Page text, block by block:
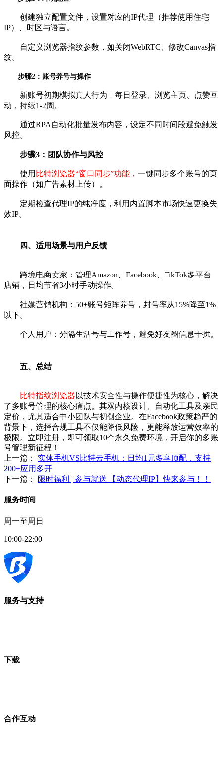
创建独立配置文件，设置对应的IP代理（推荐使用住宅
IP）、时区与语言。
自定义浏览器指纹参数，如关闭WebRTC、修改Canvas指
纹。
步骤2：账号养号与操作
新账号初期模拟真人行为：每日登录、浏览主页、点赞互
动，持续1-2周。
通过RPA自动化批量发布内容，设定不同时间段避免触发
风控。
步骤3：团队协作与风控
使用 比特浏览器“窗口同步”功能 ，一键同步多个账号的页
面操作（如广告素材上传）。
定期检查代理IP的纯净度，利用内置脚本市场快速更换失
效IP。
四、适用场景与用户反馈
跨境电商卖家：管理Amazon、Facebook、TikTok多平台
店铺，日均节省3小时手动操作。
社媒营销机构：50+账号矩阵养号，封号率从15%降至1%
以下。
个人用户：分隔生活号与工作号，避免好友圈信息干扰。
五、总结
比特指纹浏览器 以技术安全性与操作便捷性为核心，解决
了多账号管理的核心痛点。其双内核设计、自动化工具及亲民
定价，尤其适合中小团队与初创企业。在Facebook政策趋严的
背景下，选择合规工具不仅能降低风险，更能释放运营效率的
极限。立即注册，即可领取10个永久免费环境，开启你的多账
号管理新征程！
上一篇： 实体手机VS比特云手机：日均1元多享顶配，支持
200+应用多开
下一篇：
限时福利 | 参与就送 【动态代理IP】快来参与！！
服务时间
周一至周日
10:00-22:00
服务与支持
下载
合作互动